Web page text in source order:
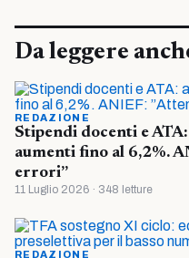
Da leggere
REDAZIONE
Stipendi docenti e
aumenti fino al 6,2%.
errori”
11 Luglio 2026 · 348 letture
REDAZIONE